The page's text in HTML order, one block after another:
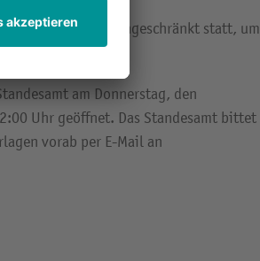
findet uneingeschränkt statt, um
zu können.
am Donnerstag, den
Uhr geöffnet. Das Standesamt bittet
vorab per E-Mail an